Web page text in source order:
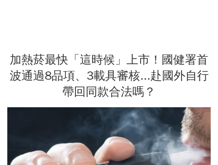
加熱菸最快「這時候」上市！國健署首
波通過8品項、3載具審核...赴國外自行
帶回同款合法嗎？